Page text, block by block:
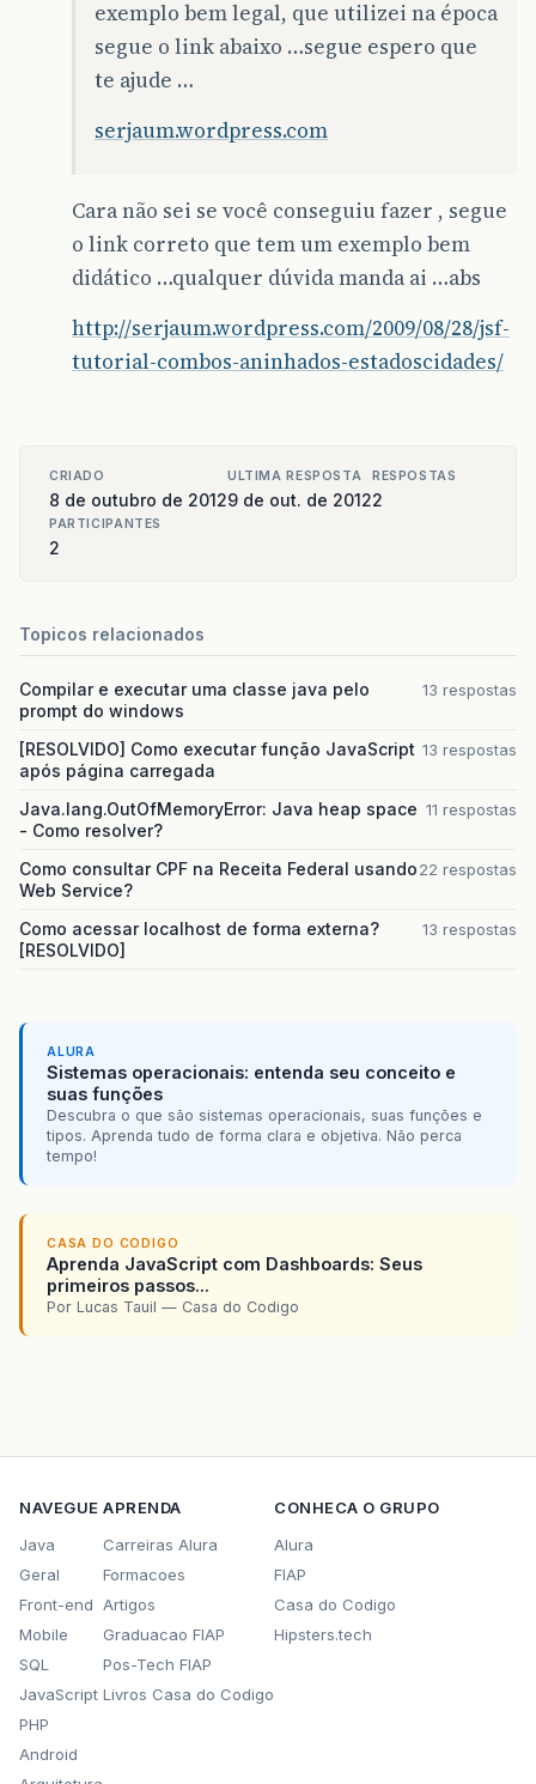
exemplo bem legal, que utilizei na época
segue o link abaixo …segue espero que
te ajude …
serjaum.wordpress.com
Cara não sei se você conseguiu fazer , segue
o link correto que tem um exemplo bem
didático …qualquer dúvida manda ai …abs
http://serjaum.wordpress.com/2009/08/28/jsf-
tutorial-combos-aninhados-estadoscidades/
CRIADO
8 de outubro de 2012
ULTIMA RESPOSTA
9 de out. de 2012
RESPOSTAS
2
PARTICIPANTES
2
Topicos relacionados
Compilar e executar uma classe java pelo
prompt do windows
13 respostas
[RESOLVIDO] Como executar função JavaScript
após página carregada
13 respostas
Java.lang.OutOfMemoryError: Java heap space
- Como resolver?
11 respostas
Como consultar CPF na Receita Federal usando
Web Service?
22 respostas
Como acessar localhost de forma externa?
[RESOLVIDO]
13 respostas
ALURA
Sistemas operacionais: entenda seu conceito e
suas funções
Descubra o que são sistemas operacionais, suas funções e
tipos. Aprenda tudo de forma clara e objetiva. Não perca
tempo!
CASA DO CODIGO
Aprenda JavaScript com Dashboards: Seus
primeiros passos...
Por Lucas Tauil — Casa do Codigo
NAVEGUE
Java
Geral
Front-end
Mobile
SQL
JavaScript
PHP
Android
APRENDA
Carreiras Alura
Formacoes
Artigos
Graduacao FIAP
Pos-Tech FIAP
Livros Casa do Codigo
CONHECA O GRUPO
Alura
FIAP
Casa do Codigo
Hipsters.tech